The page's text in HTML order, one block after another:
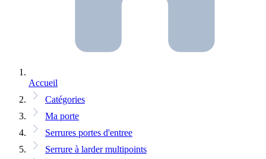
Accueil
Catégories
Ma porte
Serrures portes d'entree
Serrure à larder multipoints